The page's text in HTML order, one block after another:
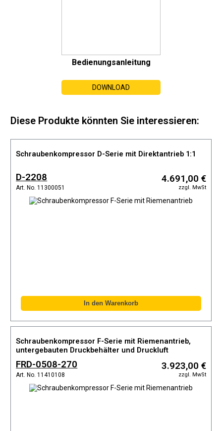
Bedienungsanleitung
DOWNLOAD
Diese Produkte könnten Sie interessieren:
Schraubenkompressor D-Serie mit Direktantrieb 1:1
D-2208
Art. No. 11300051
4.691,00 €
zzgl. MwSt
Schraubenkompressor F-Serie mit Riemenantrieb,
untergebauten Druckbehälter und Druckluft
Kältetrockner
FRD-0508-270
Art. No. 11410108
3.923,00 €
zzgl. MwSt